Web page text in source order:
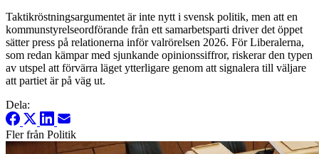
Taktikröstningsargumentet är inte nytt i svensk politik, men att en
kommunstyrelseordförande från ett samarbetsparti driver det öppet
sätter press på relationerna inför valrörelsen 2026. För Liberalerna,
som redan kämpar med sjunkande opinionssiffror, riskerar den typen
av utspel att förvärra läget ytterligare genom att signalera till väljare
att partiet är på väg ut.
Dela:
Fler från Politik